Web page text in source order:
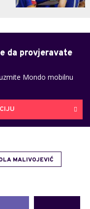
da provjeravate
Mondo mobilnu
MALIVOJEVIĆ